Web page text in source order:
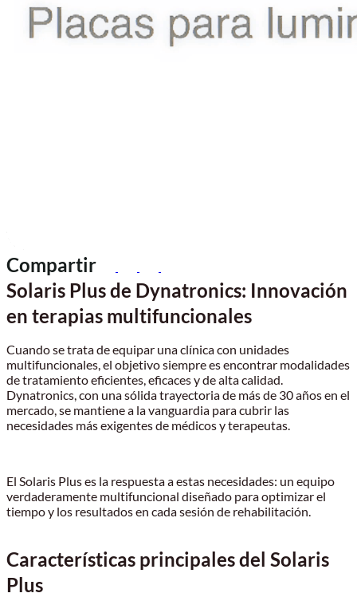
Compartir
Solaris Plus de Dynatronics: Innovación
en terapias multifuncionales
Cuando se trata de equipar una clínica con unidades
multifuncionales, el objetivo siempre es encontrar modalidades
de tratamiento eficientes, eficaces y de alta calidad.
Dynatronics, con una sólida trayectoria de más de 30 años en el
mercado, se mantiene a la vanguardia para cubrir las
necesidades más exigentes de médicos y terapeutas.
El Solaris Plus es la respuesta a estas necesidades: un equipo
verdaderamente multifuncional diseñado para optimizar el
tiempo y los resultados en cada sesión de rehabilitación.
Características principales del Solaris
Plus